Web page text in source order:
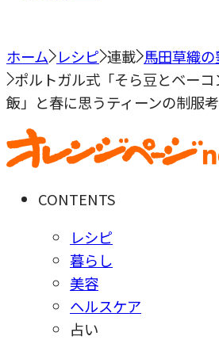
ホーム レシピ 連載 馬田草織
ポルトガル式「そら豆とベー
飯」と春に思うティーンの制服
CONTENTS
レシピ
暮らし
美容
ヘルスケア
占い